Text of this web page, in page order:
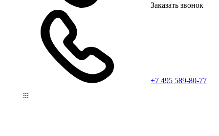
Заказать звонок
+7 495 589-80-77